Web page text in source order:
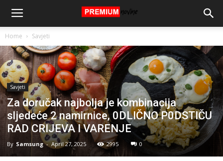
Home Savjeti
Savjeti
Za doručak najbolja je kombinacija
sljedeće 2 namirnice, 0DLIČNO P0DSTIČU
RAD CRIJEVA I VARENJE
By Samsung - April 27, 2025 2995 0